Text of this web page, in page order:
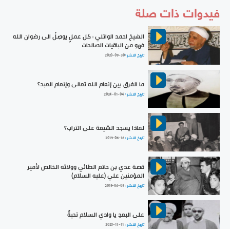
فيدوات ذات صلة
الشيخ احمد الوائلي : كل عملٍ يوصِلُ الى رضوان الله
فهو من الباقيات الصالحات
تاريخ النشر :2020-09-30
ما الفرق بين إنعام الله تعالى وإنعام العبد؟
تاريخ النشر : 2024-01-04
لماذا يسجد الشيعة على التراب؟
تاريخ النشر :2019-06-16
قصة عدي بن حاتم الطائي وولائه الخالص لأمير
المؤمنين علي (عليه السلام)
تاريخ النشر :2019-06-09
على البعدِ يا وادي السلام تحيةٌ
تاريخ النشر : 2025-11-11